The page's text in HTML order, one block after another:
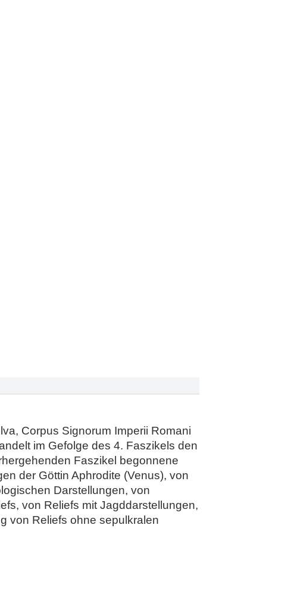
Corpus Signorum Imperii Romani
im Gefolge des 4. Faszikels den
Faszikel begonnene
der Göttin Aphrodite (Venus), von
Darstellungen, von
von Reliefs mit Jagddarstellungen,
von Reliefs ohne sepulkralen